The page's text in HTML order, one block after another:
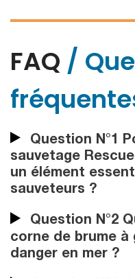
FAQ /
Question N°1
sauvetage
un élément
sauveteurs ?
Question N°2
corne de brume à
danger en mer ?